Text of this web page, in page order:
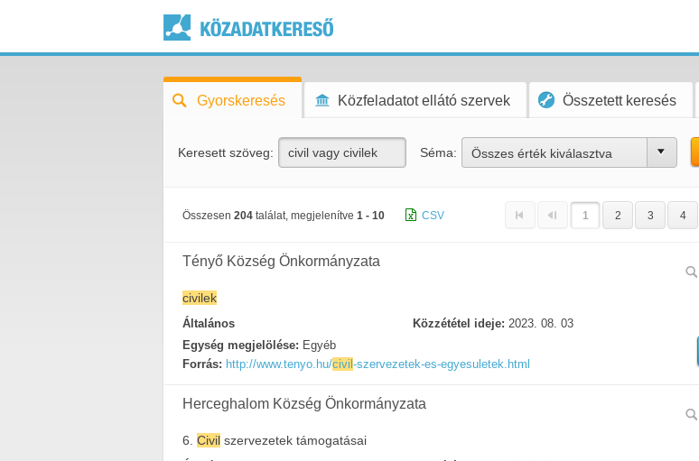
Gyorskeresés Közfeladatot ellátó szervek Összetett keresés
Keresett szöveg: Séma: Összes érték kiválasztva
Összesen 204 találat, megjelenítve 1 - 10 CSV 1 2 3 4
Tényő Község Önkormányzata
civilek
Általános Közzététel ideje: 2023. 08. 03
Egység megjelölése: Egyéb
Forrás: http://www.tenyo.hu/civil -szervezetek-es-egyesuletek.html
Herceghalom Község Önkormányzata
6. Civil szervezetek támogatásai